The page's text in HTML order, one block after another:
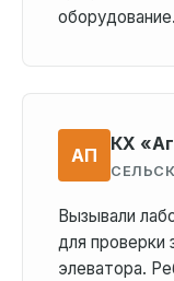
оборудование.
АП
КХ
Вызывали
для проверки
элеватора.